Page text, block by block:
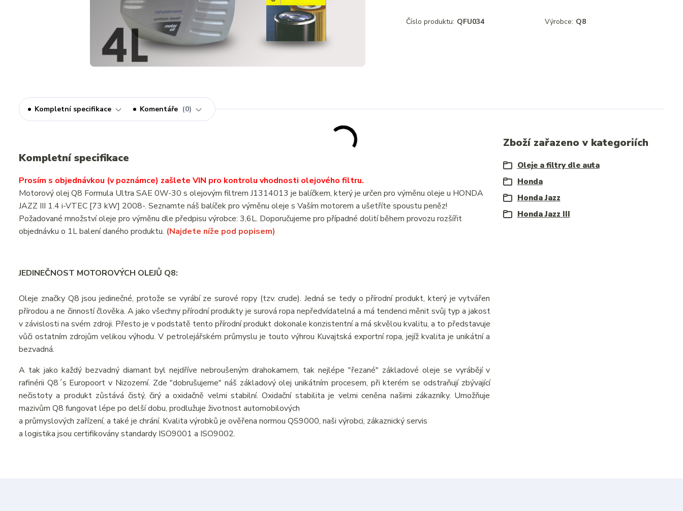
Číslo produktu: QFU034 Výrobce: Q8
Kompletní specifikace Komentáře 0
Kompletní specifikace
Prosím s objednávkou (v poznámce) zašlete VIN pro kontrolu vhodnosti olejového filtru.
Motorový olej Q8 Formula Ultra SAE 0W-30 s olejovým filtrem J1314013 je balíčkem, který je určen pro výměnu oleje u HONDA
JAZZ III 1.4 i-VTEC [73 kW] 2008-. Seznamte náš balíček pro výměnu oleje s Vaším motorem a ušetříte spoustu peněz!
Požadované množství oleje pro výměnu dle předpisu výrobce: 3,6L. Doporučujeme pro případné dolití během provozu rozšířit
objednávku o 1L balení daného produktu. (Najdete níže pod popisem)
JEDINEČNOST MOTOROVÝCH OLEJŮ Q8:
Oleje značky Q8 jsou jedinečné, protože se vyrábí ze surové ropy (tzv. crude). Jedná se tedy o přírodní produkt, který je vytvářen
přírodou a ne činností člověka. A jako všechny přírodní produkty je surová ropa nepředvídatelná a má tendenci měnit svůj typ a jakost
v závislosti na svém zdroji. Přesto je v podstatě tento přírodní produkt dokonale konzistentní a má skvělou kvalitu, a to představuje
vůči ostatním zdrojům velikou výhodu. V petrolejářském průmyslu je touto výhrou Kuvajtská exportní ropa, jejíž kvalita je unikátní a
bezvadná.
A tak jako každý bezvadný diamant byl nejdříve nebroušeným drahokamem, tak nejlépe "řezané" základové oleje se vyrábějí v
rafinérii Q8´s Europoort v Nizozemí. Zde "dobrušujeme" náš základový olej unikátním procesem, při kterém se odstraňují zbývající
nečistoty a produkt zůstává čistý, čirý a oxidačně velmi stabilní. Oxidační stabilita je velmi ceněna našimi zákazníky. Umožňuje
mazivům Q8 fungovat lépe po delší dobu, prodlužuje životnost automobilových
a průmyslových zařízení, a také je chrání. Kvalita výrobků je ověřena normou QS9000, naši výrobci, zákaznický servis
a logistika jsou certifikovány standardy ISO9001 a ISO9002.
Zboží zařazeno v kategoriích
Oleje a filtry dle auta
Honda
Honda Jazz
Honda Jazz III